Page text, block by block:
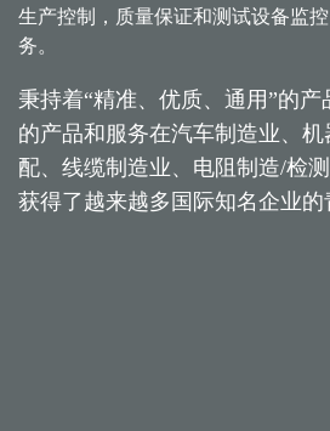
生产控制，质量保证和测试设备监
务。
秉持着“精准、优质、通用”的产
的产品和服务在汽车制造业、
配、线缆制造业、电阻制造/检
获得了越来越多国际知名企业的